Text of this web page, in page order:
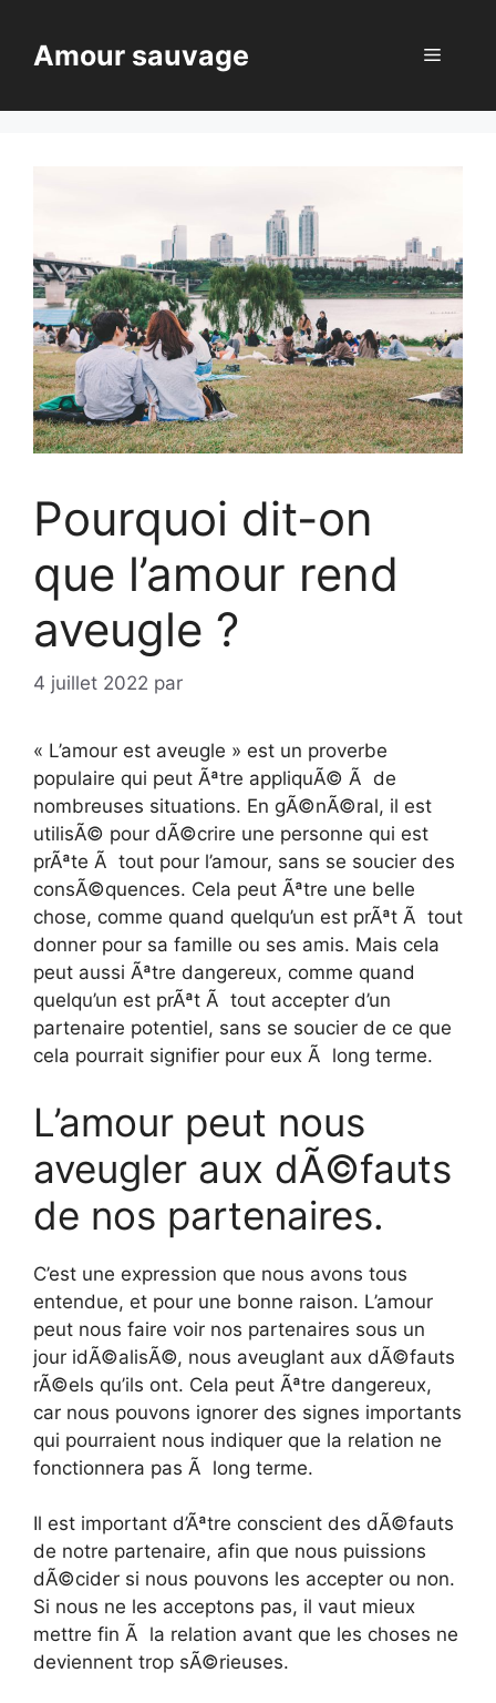
contenuAmour sauvage Menu
Pourquoi dit-on
que l’amour rend
aveugle ?
4 juillet 2022 par
« L’amour est aveugle » est un proverbe
populaire qui peut Ãªtre appliquÃ© Ã de
nombreuses situations. En gÃ©nÃ©ral, il est
utilisÃ© pour dÃ©crire une personne qui est
prÃªte Ã tout pour l’amour, sans se soucier des
consÃ©quences. Cela peut Ãªtre une belle
chose, comme quand quelqu’un est prÃªt Ã tout
donner pour sa famille ou ses amis. Mais cela
peut aussi Ãªtre dangereux, comme quand
quelqu’un est prÃªt Ã tout accepter d’un
partenaire potentiel, sans se soucier de ce que
cela pourrait signifier pour eux Ã long terme.
L’amour peut nous
aveugler aux dÃ©fauts
de nos partenaires.
C’est une expression que nous avons tous
entendue, et pour une bonne raison. L’amour
peut nous faire voir nos partenaires sous un
jour idÃ©alisÃ©, nous aveuglant aux dÃ©fauts
rÃ©els qu’ils ont. Cela peut Ãªtre dangereux,
car nous pouvons ignorer des signes importants
qui pourraient nous indiquer que la relation ne
fonctionnera pas Ã long terme.
Il est important d’Ãªtre conscient des dÃ©fauts
de notre partenaire, afin que nous puissions
dÃ©cider si nous pouvons les accepter ou non.
Si nous ne les acceptons pas, il vaut mieux
mettre fin Ã la relation avant que les choses ne
deviennent trop sÃ©rieuses.